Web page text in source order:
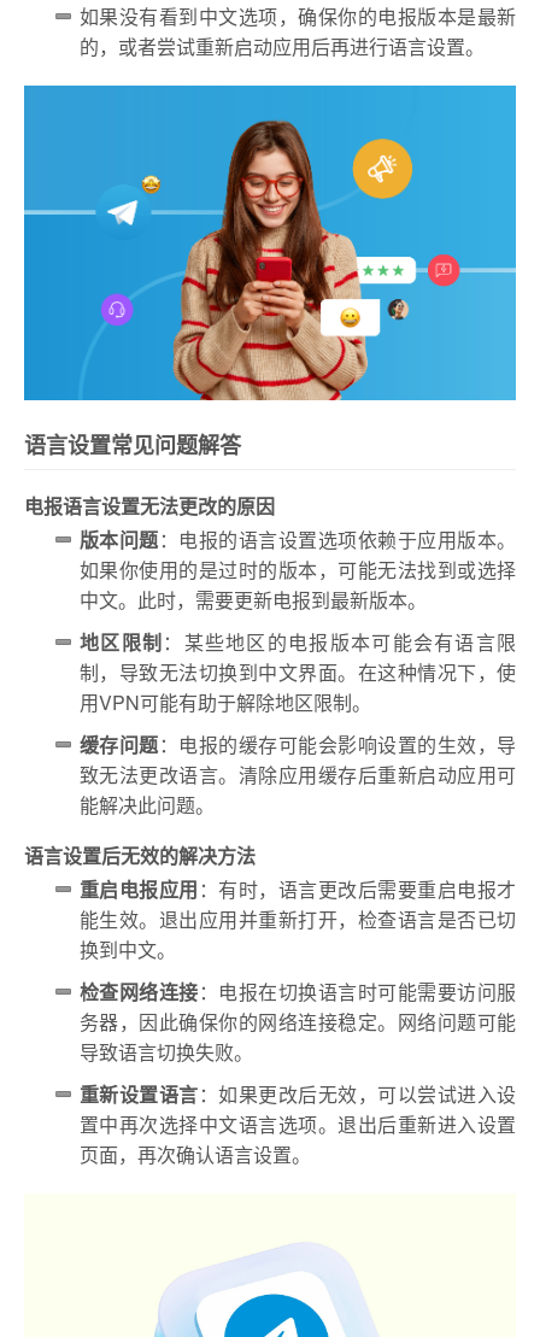
如果没有看到中文选项，确保你的电报版本是最新
的，或者尝试重新启动应用后再进行语言设置。
语言设置常见问题解答
电报语言设置无法更改的原因
版本问题：电报的语言设置选项依赖于应用版本。
如果你使用的是过时的版本，可能无法找到或选择
中文。此时，需要更新电报到最新版本。
地区限制：某些地区的电报版本可能会有语言限
制，导致无法切换到中文界面。在这种情况下，使
用VPN可能有助于解除地区限制。
缓存问题：电报的缓存可能会影响设置的生效，导
致无法更改语言。清除应用缓存后重新启动应用可
能解决此问题。
语言设置后无效的解决方法
重启电报应用 ：有时，语言更改后需要重启电报才
能生效。退出应用并重新打开，检查语言是否已切
换到中文。
检查网络连接：电报在切换语言时可能需要访问服
务器，因此确保你的网络连接稳定。网络问题可能
导致语言切换失败。
重新设置语言：如果更改后无效，可以尝试进入设
置中再次选择中文语言选项。退出后重新进入设置
页面，再次确认语言设置。